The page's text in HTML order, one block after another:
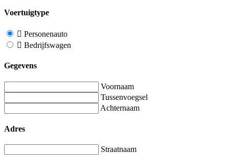
Voertuigtype
Personenauto
Bedrijfswagen
Gegevens
Voornaam
Tussenvoegsel
Achternaam
Adres
Straatnaam